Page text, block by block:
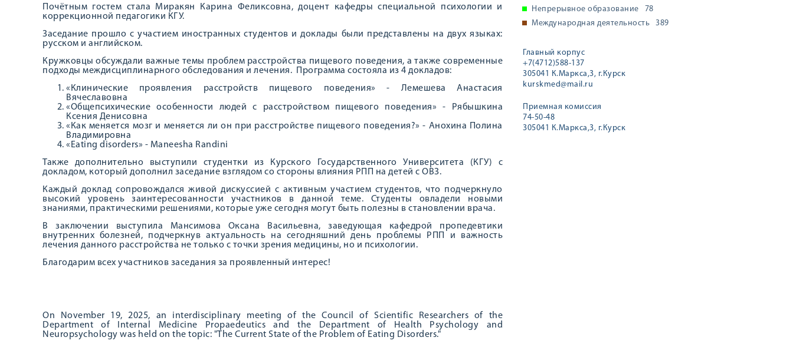
Почётным гостем стала Миракян Карина Феликсовна, доцент кафедры специальной психологии и
коррекционной педагогики КГУ.
Заседание прошло с участием иностранных студентов и доклады были представлены на двух языках:
русском и английском.
Кружковцы обсуждали важные темы проблем расстройства пищевого поведения, а также современные
подходы междисциплинарного обследования и лечения. Программа состояла из 4 докладов:
«Клинические проявления расстройств пищевого поведения» - Лемешева Анастасия
Вячеславовна
«Общепсихические особенности людей с расстройством пищевого поведения» - Рябышкина
Ксения Денисовна
«Как меняется мозг и меняется ли он при расстройстве пищевого поведения?» - Анохина Полина
Владимировна
«Eating disorders» - Maneesha Randini
Также дополнительно выступили студентки из Курского Государственного Университета (КГУ) с
докладом, который дополнил заседание взглядом со стороны влияния РПП на детей с ОВЗ.
Каждый доклад сопровождался живой дискуссией с активным участием студентов, что подчеркнуло
высокий уровень заинтересованности участников в данной теме. Студенты овладели новыми
знаниями, практическими решениями, которые уже сегодня могут быть полезны в становлении врача.
В заключении выступила Мансимова Оксана Васильевна, заведующая кафедрой пропедевтики
внутренних болезней, подчеркнув актуальность на сегодняшний день проблемы РПП и важность
лечения данного расстройства не только с точки зрения медицины, но и психологии.
Благодарим всех участников заседания за проявленный интерес!
On November 19, 2025, an interdisciplinary meeting of the Council of Scientific Researchers of the
Department of Internal Medicine Propaedeutics and the Department of Health Psychology and
Neuropsychology was held on the topic: "The Current State of the Problem of Eating Disorders."
Непрерывное образование
78
Международная деятельность
389
Главный корпус
+7(4712)588-137
305041 К.Маркса,3, г.Курск
kurskmed@mail.ru
Приемная комиссия
74-50-48
305041 К.Маркса,3, г.Курск